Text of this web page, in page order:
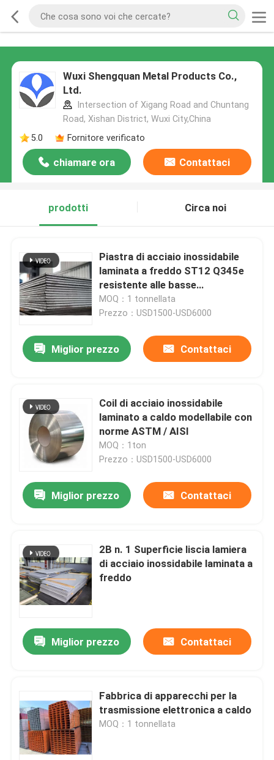
Wuxi Shengquan Metal Products Co.,
Ltd.
Intersection of Xigang Road and Chuntang
Road, Xishan District, Wuxi City,China
5.0
Fornitore verificato
chiamare ora Contattaci
prodotti Circa noi
Piastra di acciaio inossidabile
laminata a freddo ST12 Q345e
resistente alle basse
temperature
MOQ：1 tonnellata
Prezzo：USD1500-USD6000
Miglior prezzo Contattaci
Coil di acciaio inossidabile
laminato a caldo modellabile con
norme ASTM / AISI
MOQ：1ton
Prezzo：USD1500-USD6000
Miglior prezzo Contattaci
2B n. 1 Superficie liscia lamiera
di acciaio inossidabile laminata a
freddo
Miglior prezzo Contattaci
Fabbrica di apparecchi per la
trasmissione elettronica a caldo
MOQ：1 tonnellata